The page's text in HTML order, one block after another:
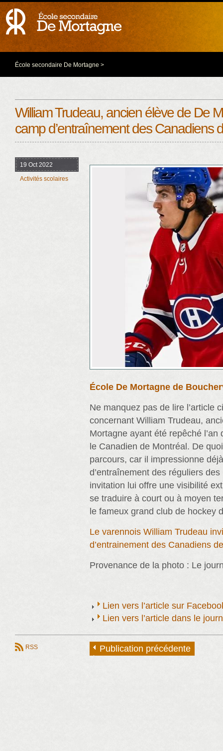
École secondaire De Mortagne >
William Trudeau, ancien élève de De
camp d’entraînement des Canadiens
19 Oct 2022
Activités scolaires
École De Mortagne de
Ne manquez pas de lire l’article
concernant William Trudeau,
Mortagne ayant été repêché
le Canadien de Montréal. De
parcours, car il impressionne
d’entraînement des réguliers
invitation lui offre une visibilité
se traduire à court ou à moyen
le fameux grand club de hockey
Le varennois William Trudeau
d’entrainement des Canadiens
Provenance de la photo : Le
Lien vers l’article sur
Lien vers l’article dans le
RSS Publication précédente